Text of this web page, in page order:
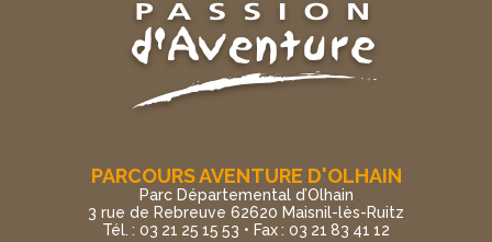
PARCOURS AVENTURE D'OLHAIN
Parc Départemental d’Olhain
3 rue de Rebreuve 62620 Maisnil-lès-Ruitz
Tél. : 03 21 25 15 53 • Fax : 03 21 83 41 12